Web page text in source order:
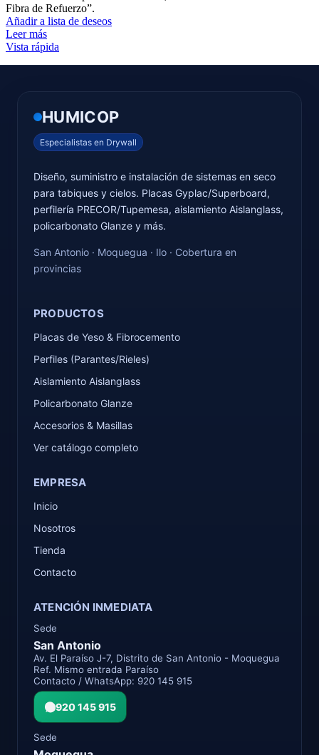
Fibra de Refuerzo”.
Añadir a lista de deseos
Leer más
Vista rápida
HUMICOP
Especialistas en Drywall
Diseño, suministro e instalación de sistemas en seco
para tabiques y cielos. Placas Gyplac/Superboard,
perfilería PRECOR/Tupemesa, aislamiento Aislanglass,
policarbonato Glanze y más.
San Antonio · Moquegua · Ilo · Cobertura en
provincias
PRODUCTOS
Placas de Yeso & Fibrocemento
Perfiles (Parantes/Rieles)
Aislamiento Aislanglass
Policarbonato Glanze
Accesorios & Masillas
Ver catálogo completo
EMPRESA
Inicio
Nosotros
Tienda
Contacto
ATENCIÓN INMEDIATA
Sede
San Antonio
Av. El Paraíso J-7, Distrito de San Antonio - Moquegua
Ref. Mismo entrada Paraíso
Contacto / WhatsApp: 920 145 915
920 145 915
Sede